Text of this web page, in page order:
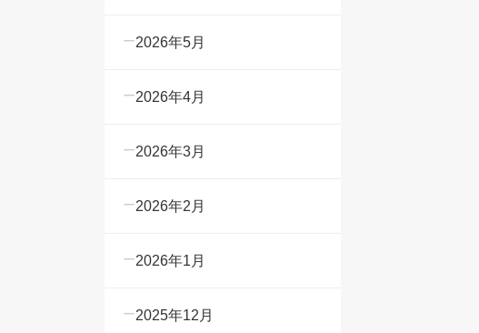
2026年5月
2026年4月
2026年3月
2026年2月
2026年1月
2025年12月